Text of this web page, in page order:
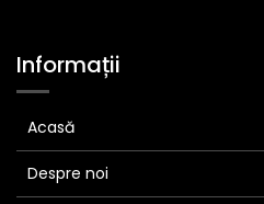
Informații
Acasă
Despre noi